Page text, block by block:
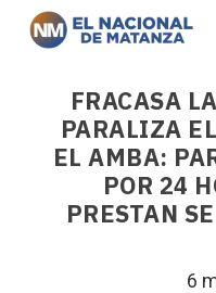
FRACASA
PARALIZA
EL AMBA:
POR 24
PRESTAN
6